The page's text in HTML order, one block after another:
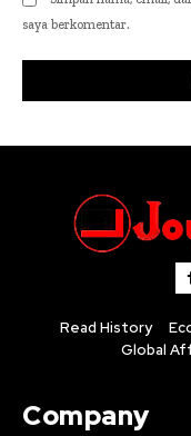
saya berkomentar.
Read History
Global
Company